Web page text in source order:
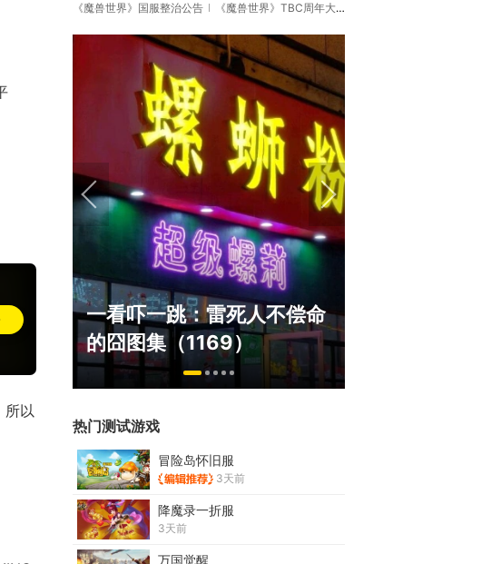
所以
《魔兽世界》国服整治公告 《魔兽世界》TBC周年大更：双经典团本回归！
绝
一看吓一跳：雷死人不偿命
的囧图集（1169）
热门测试游戏
冒险岛怀旧服
3天前
降魔录一折服
3天前
万国觉醒